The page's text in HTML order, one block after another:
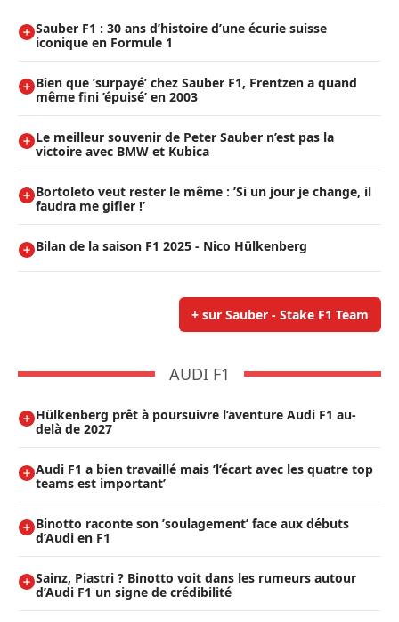
Sauber F1 : 30 ans d’histoire d’une écurie suisse
iconique en Formule 1
Bien que ’surpayé’ chez Sauber F1, Frentzen a quand
même fini ’épuisé’ en 2003
Le meilleur souvenir de Peter Sauber n’est pas la
victoire avec BMW et Kubica
Bortoleto veut rester le même : ’Si un jour je change, il
faudra me gifler !’
Bilan de la saison F1 2025 - Nico Hülkenberg
+ sur Sauber - Stake F1 Team
AUDI F1
Hülkenberg prêt à poursuivre l’aventure Audi F1 au-
delà de 2027
Audi F1 a bien travaillé mais ’l’écart avec les quatre top
teams est important’
Binotto raconte son ’soulagement’ face aux débuts
d’Audi en F1
Sainz, Piastri ? Binotto voit dans les rumeurs autour
d’Audi F1 un signe de crédibilité